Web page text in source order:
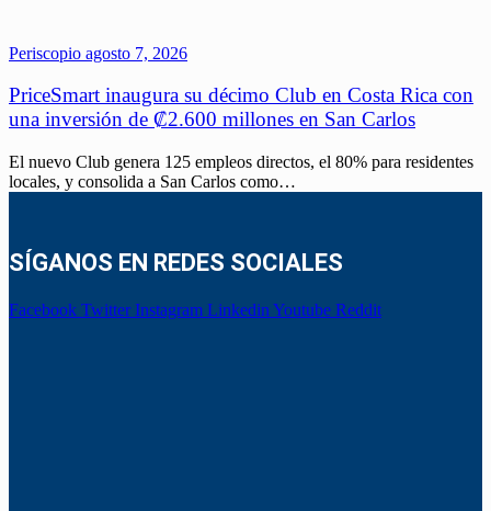
Periscopio agosto 7, 2026
PriceSmart inaugura su décimo Club en Costa Rica con
una inversión de ₡2.600 millones en San Carlos
El nuevo Club genera 125 empleos directos, el 80% para residentes
locales, y consolida a San Carlos como…
SÍGANOS EN REDES SOCIALES
Facebook Twitter Instagram Linkedin Youtube Reddit